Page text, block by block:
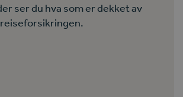
ser du hva som er dekket av
reiseforsikringen.